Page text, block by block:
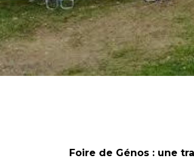
Foire de Génos : une